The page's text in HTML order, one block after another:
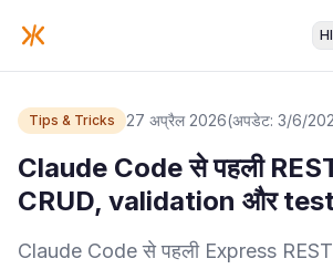
HI
Tips & Tricks 27 अप्रैल 2026(अपडेट: 3/6/
Claude Code से पहली
CRUD, validation और
Claude Code से पहली Express REST